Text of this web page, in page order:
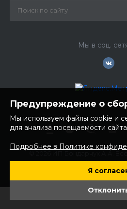
Мы в соц.
ИНН:
ОГРНИП:
Юр. адрес: 692481 Приморский
с. Вольно- Надеждинское,
Предупреждение о
Мы используем файлы cookie и
для анализа посещаемости
Подробнее в Политике
Я